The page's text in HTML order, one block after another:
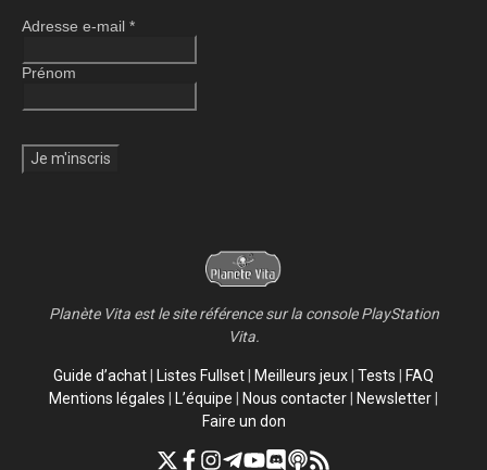
Adresse e-mail *
Prénom
Planète Vita est le site référence sur la console PlayStation
Vita.
Guide d’achat Listes Fullset Meilleurs jeux Tests
FAQ
Mentions légales
L’équipe Nous contacter Newsletter
Faire un don